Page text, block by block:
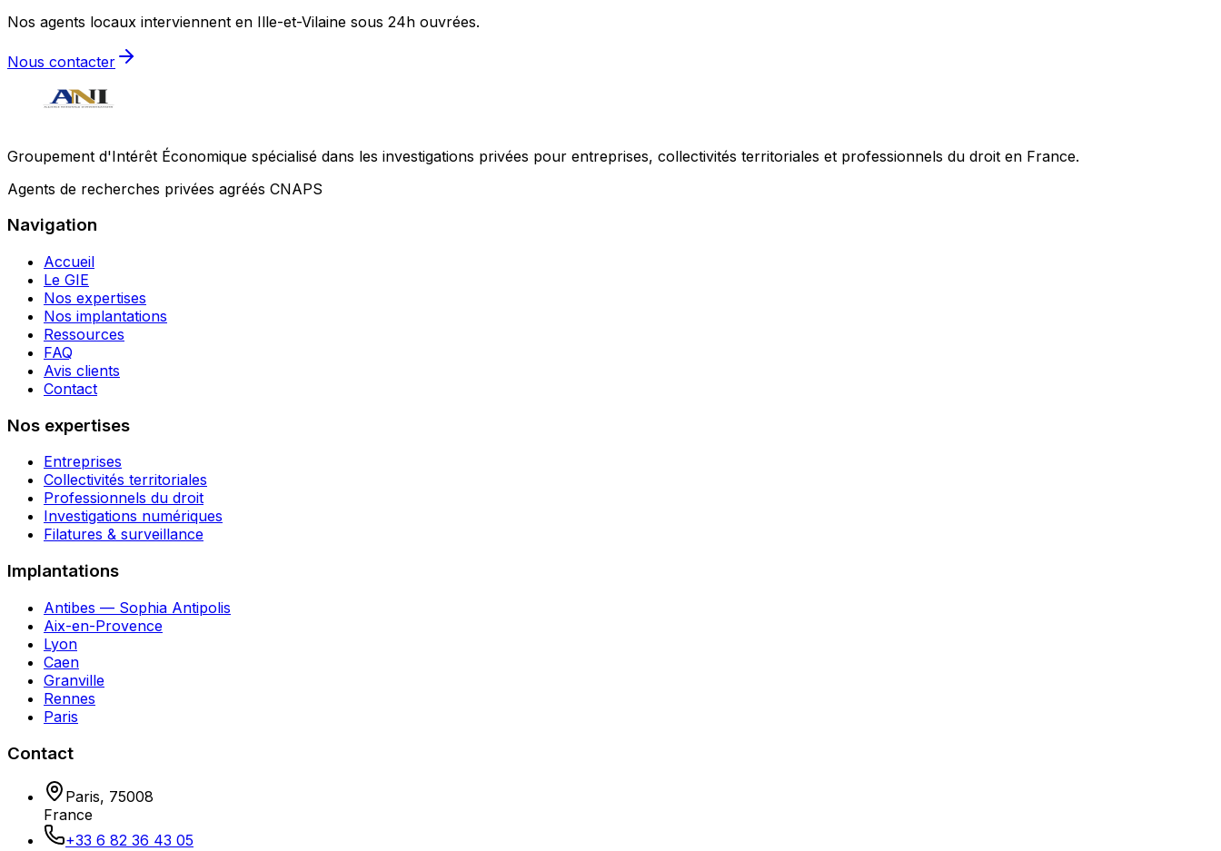
Nos agents locaux interviennent en Ille-et-Vilaine sous 24h ouvrées.
Nous contacter
Groupement d'Intérêt Économique spécialisé dans les investigations privées pour entreprises, collectivités territoriales et professionnels du droit en France.
Agents de recherches privées agréés CNAPS
Navigation
Accueil
Le GIE
Nos expertises
Nos implantations
Ressources
FAQ
Avis clients
Contact
Nos expertises
Entreprises
Collectivités territoriales
Professionnels du droit
Investigations numériques
Filatures & surveillance
Implantations
Antibes — Sophia Antipolis
Aix-en-Provence
Lyon
Caen
Granville
Rennes
Paris
Contact
Paris, 75008
France
+33 6 82 36 43 05